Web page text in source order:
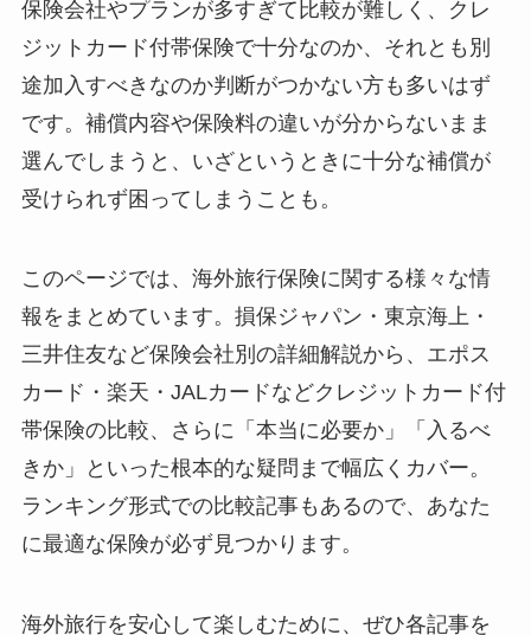
保険会社やプランが多すぎて比較が難しく、クレ
ジットカード付帯保険で十分なのか、それとも別
途加入すべきなのか判断がつかない方も多いはず
です。補償内容や保険料の違いが分からないまま
選んでしまうと、いざというときに十分な補償が
受けられず困ってしまうことも。
このページでは、海外旅行保険に関する様々な情
報をまとめています。損保ジャパン・東京海上・
三井住友など保険会社別の詳細解説から、エポス
カード・楽天・JALカードなどクレジットカード付
帯保険の比較、さらに「本当に必要か」「入るべ
きか」といった根本的な疑問まで幅広くカバー。
ランキング形式での比較記事もあるので、あなた
に最適な保険が必ず見つかります。
海外旅行を安心して楽しむために、ぜひ各記事を